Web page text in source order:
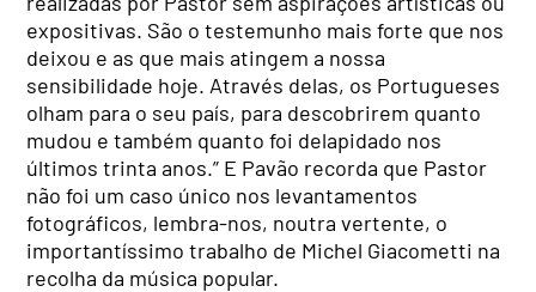
expositivas. São o testemunho mais forte que nos
deixou e as que mais atingem a nossa
sensibilidade hoje. Através delas, os Portugueses
olham para o seu país, para descobrirem quanto
mudou e também quanto foi delapidado nos
últimos trinta anos.” E Pavão recorda que Pastor
não foi um caso único nos levantamentos
fotográficos, lembra-nos, noutra vertente, o
importantíssimo trabalho de Michel Giacometti na
recolha da música popular.